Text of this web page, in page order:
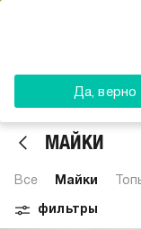
Да, верно
МАЙКИ
Все Майки
фильтры